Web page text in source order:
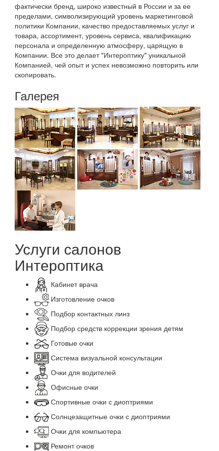
фактически бренд, широко известный в России и за ее
пределами, символизирующий уровень маркетинговой
политики Компании, качество предоставляемых услуг и
товара, ассортимент, уровень сервиса, квалификацию
персонала и определенную атмосферу, царящую в
Компании. Все это делает "Интероптику" уникальной
Компанией, чей опыт и успех невозможно повторить или
скопировать.
Галерея
Услуги салонов
Интероптика
Кабинет врача
Изготовление очков
Подбор контактных линз
Подбор средств коррекции зрения детям
Готовые очки
Система визуальной консультации
Очки для водителей
Офисные очки
Спортивные очки с диоптриями
Солнцезащитные очки с диоптриями
Очки для компьютера
Ремонт очков